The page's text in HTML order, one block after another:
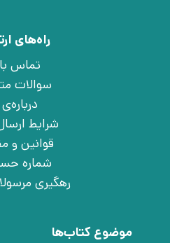
راه‌های
تماس
سوالات
شرایط
قوانین و
شماره
رهگیری
موضوع کتاب‌ها